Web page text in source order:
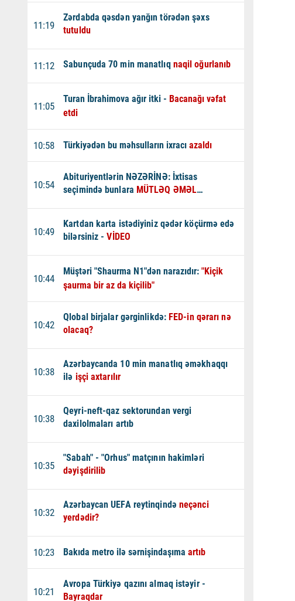
11:19
Zərdabda qəsdən yanğın törədən şəxs
tutuldu
11:12 Sabunçuda 70 min manatlıqnaqil oğurlanıb
11:05
Turan İbrahimova ağır itki - Bacanağı vəfat
etdi
10:58 Türkiyədən bu məhsulların ixracıazaldı
10:54
Abituriyentlərin NƏZƏRİNƏ: İxtisas
seçimində bunlara MÜTLƏQ ƏMƏL
10:49
Kartdan karta istədiyiniz qədər köçürmə edə
bilərsiniz -VİDEO
10:44
Müştəri "Shaurma N1"dən narazıdır:"Kiçik
şaurma bir az da kiçilib"
10:42
Qlobal birjalar gərginlikdə:FED-in qərarı nə
olacaq?
10:38
Azərbaycanda 10 min manatlıq əməkhaqqı
ilə işçi axtarılır
10:38
Qeyri-neft-qaz sektorundan vergi
daxilolmaları artıb
10:35
"Sabah" - "Orhus" matçının hakimləri
dəyişdirilib
10:32
Azərbaycan UEFA reytinqində neçənci
yerdədir?
10:23 Bakıda metro ilə sərnişindaşımaartıb
10:21
Avropa Türkiyə qazını almaq istəyir -
Bayraqdar